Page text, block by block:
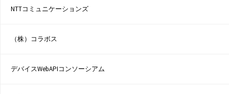
NTTコミュニケーションズ
（株）コラボス
デバイスWebAPIコンソーシアム